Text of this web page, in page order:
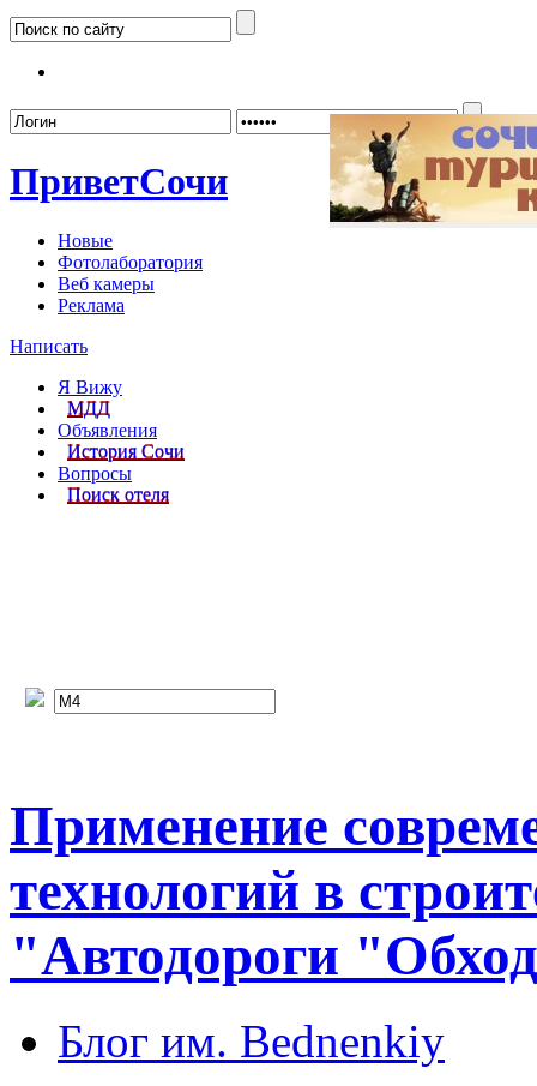
ПриветСочи
Новые
Фотолаборатория
Веб камеры
Реклама
Написать
Я Вижу
МДД
Объявления
История Сочи
Вопросы
Поиск отеля
Применение
технологий в
"Автодороги
Блог им. Bednenkiy